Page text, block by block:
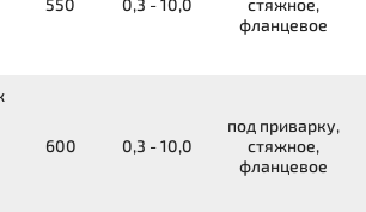
550 0,3 - 10,0
стяжное,
фланцевое
600 0,3 - 10,0
под приварку,
стяжное,
фланцевое